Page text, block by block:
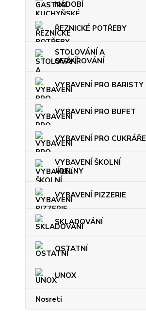
NÁDOBÍ
ŘEZNICKÉ POTŘEBY
STOLOVÁNÍ A
SERVÍROVÁNÍ
VYBAVENÍ PRO BARISTY
VYBAVENÍ PRO BUFET
VYBAVENÍ PRO CUKRÁŘE
VYBAVENÍ ŠKOLNÍ
JÍDELNY
VYBAVENÍ PIZZERIE
SKLADOVÁNÍ
OSTATNÍ
UNOX
Nosreti